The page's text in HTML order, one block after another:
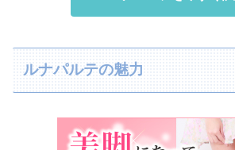
ルナパルテの魅力